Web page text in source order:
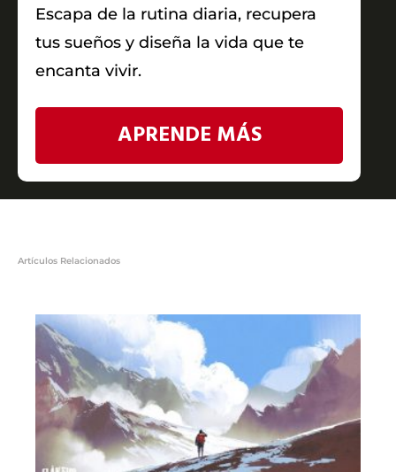
Escapa de la rutina diaria, recupera
tus sueños y diseña la vida que te
encanta vivir.
APRENDE MÁS
Artículos Relacionados